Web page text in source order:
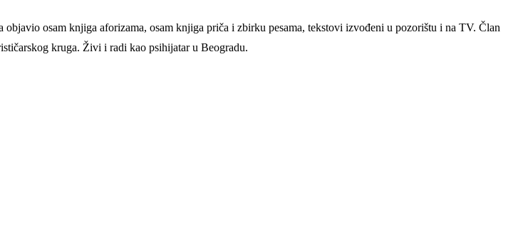
osam knjiga aforizama, osam knjiga priča i zbirku pesama, tekstovi izvođeni u pozorištu i na TV. Član
kruga. Živi i radi kao psihijatar u Beogradu.